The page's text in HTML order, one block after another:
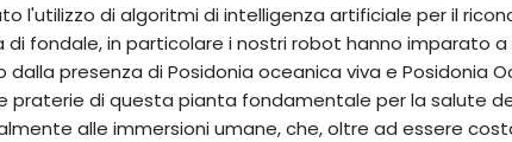
l'utilizzo di algoritmi di intelligenza artificiale per il
fondale, in particolare i nostri robot hanno imparato a
presenza di Posidonia oceanica viva e Posidonia
praterie di questa pianta fondamentale per la salute
alle immersioni umane, che, oltre ad essere